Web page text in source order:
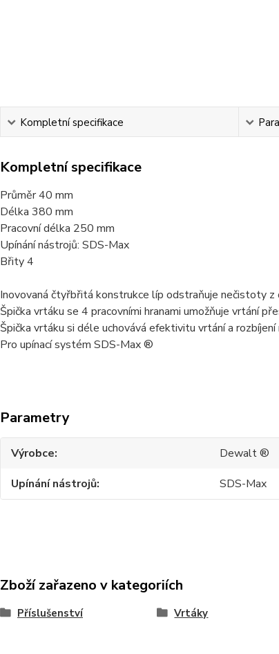
Kompletní specifikace
Kompletní specifikace
Průměr 40 mm
Délka 380 mm
Pracovní délka 250 mm
Upínání nástrojů: SDS-Max
Břity 4
Inovovaná čtyřbřitá konstrukce líp odstraňuje nečistoty z
Špička vrtáku se 4 pracovními hranami umožňuje vrtání
Špička vrtáku si déle uchovává efektivitu vrtání a
Pro upínací systém SDS-Max ®
Parametry
Výrobce
Dewalt ®
Upínání nástrojů
SDS-Max
Zboží zařazeno v kategoriích
Příslušenství Vrtáky